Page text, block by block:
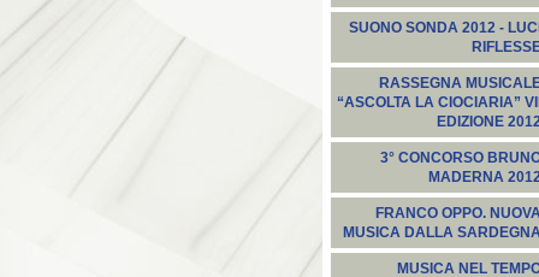
SUONO SONDA 2012 - LUCI
RASSEGNA
“ASCOLTA LA CIOCIARIA” VII
EDIZIONE 2012
3° CONCORSO
MADERNA 2012
FRANCO OPPO. NUOVA
MUSICA DALLA SARDEGNA
MUSICA NEL